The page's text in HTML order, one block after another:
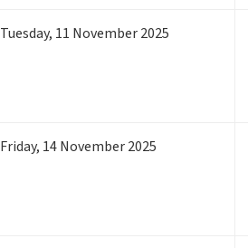
Tuesday, 11 November 2025
Friday, 14November 2025